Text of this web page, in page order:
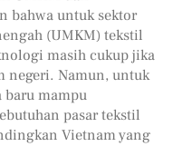
bahwa untuk sektor
(UMKM) tekstil
masih cukup jika
negeri. Namun, untuk
baru mampu
pasar tekstil
Vietnam yang